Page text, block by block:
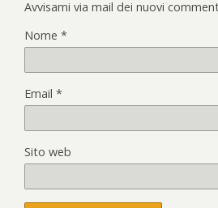
Avvisami via mail dei nuovi
Nome *
Email *
Sito web